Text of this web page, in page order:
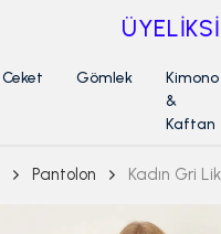
Ceket Gömlek
Kimono
&
Kaftan
Pantolon Kadın Gri